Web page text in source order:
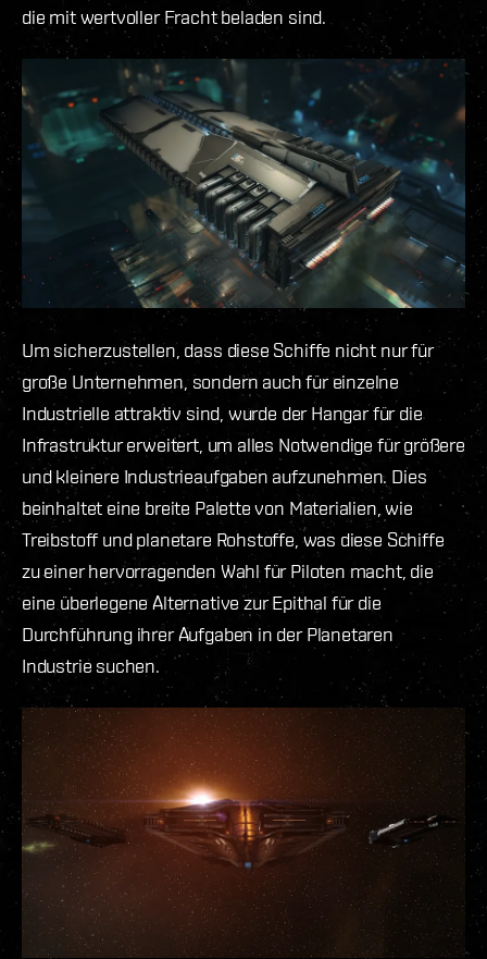
die mit wertvoller Fracht beladen sind.
Um sicherzustellen, dass diese Schiffe nicht nur für
große Unternehmen, sondern auch für einzelne
Industrielle attraktiv sind, wurde der Hangar für die
Infrastruktur erweitert, um alles Notwendige für größere
und kleinere Industrieaufgaben aufzunehmen. Dies
beinhaltet eine breite Palette von Materialien, wie
Treibstoff und planetare Rohstoffe, was diese Schiffe
zu einer hervorragenden Wahl für Piloten macht, die
eine überlegene Alternative zur Epithal für die
Durchführung ihrer Aufgaben in der Planetaren
Industrie suchen.